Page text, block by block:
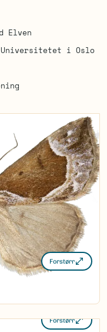
Elven
Universitetet i Oslo
Forstørr
Forstørr